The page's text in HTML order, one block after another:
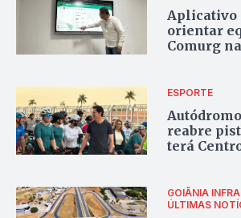
Aplicativo
orientar
Comurg
ESPORTE
reabre
terá
GOIÂNIA
ÚLTIMAS